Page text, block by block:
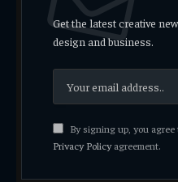
Get the latest creative
design and business.
By signing up, you
Privacy Policyagreement.